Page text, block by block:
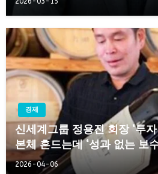
경제
신세계그룹 정용진 회장 ‘투
본체 흔드는데 ‘성과 없는 보
2026-04-06